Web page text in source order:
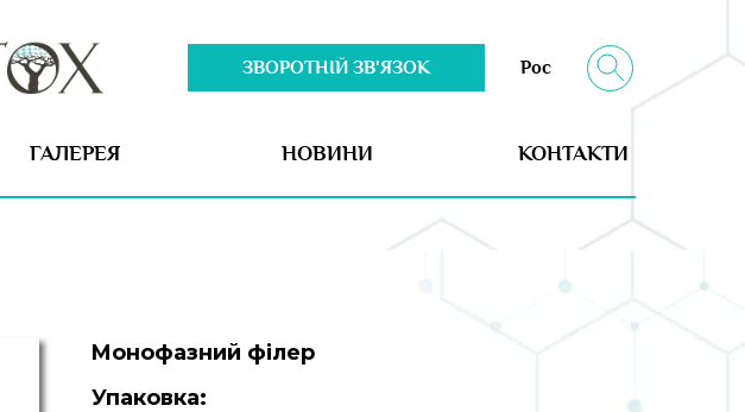
ЗВОРОТНІЙ ЗВ'ЯЗОК
ГАЛЕРЕЯ НОВИНИ КОНТАКТИ
Рос
Упаковка:
Монофазний філер